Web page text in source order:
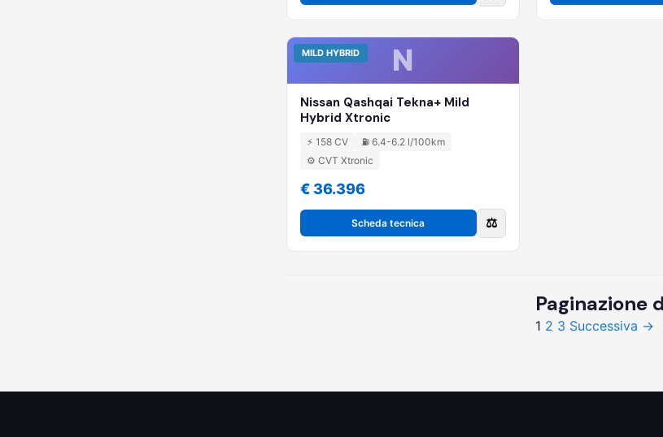
N
MILD HYBRID
Nissan Qashqai Tekna+ Mild
Hybrid Xtronic
⚡ 158 CV
⛽ 6.4-6.2 l/100km
⚙️ CVT Xtronic
€ 36.396
Scheda tecnica ⚖️
Paginazione
1 2 3 Successiva →